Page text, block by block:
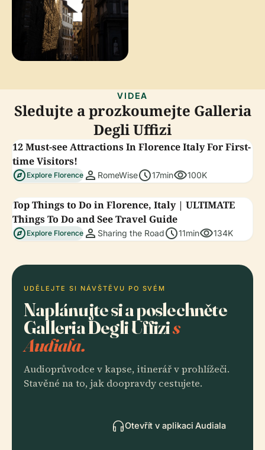
VIDEA
Sledujte a prozkoumejte Galleria
Degli Uffizi
12 Must-see Attractions In Florence Italy For First-
time Visitors!
explore Explore Florence person RomeWiseschedule17minvisibility100K
Top Things to Do in Florence, Italy | ULTIMATE
Things To Do and See Travel Guide
explore Explore Florence person Sharing the Roadschedule11minvisibility134K
UDĚLEJTE SI NÁVŠTĚVU PO SVÉM
Naplánujte si a poslechněte
Galleria Degli Uffizis
Audiala.
Audioprůvodce v kapse, itinerář v prohlížeči.
Stavěné na to, jak doopravdy cestujete.
Otevřít v aplikaci Audiala